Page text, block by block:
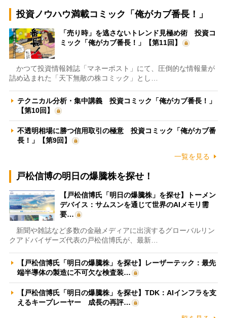
投資ノウハウ満載コミック「俺がカブ番長！」
「売り時」を逃さないトレンド見極め術 投資コ
ミック「俺がカブ番長！」【第11回】
かつて投資情報雑誌「マネーポスト」にて、圧倒的な情報量が
詰め込まれた「天下無敵の株コミック」とし…
テクニカル分析・集中講義 投資コミック「俺がカブ番長！」
【第10回】
不透明相場に勝つ信用取引の極意 投資コミック「俺がカブ番
長！」【第9回】
一覧を見る
戸松信博の明日の爆騰株を探せ！
【戸松信博氏「明日の爆騰株」を探せ】トーメン
デバイス：サムスンを通じて世界のAIメモリ需
要…
新聞や雑誌など多数の金融メディアに出演するグローバルリン
クアドバイザーズ代表の戸松信博氏が、最新…
【戸松信博氏「明日の爆騰株」を探せ】レーザーテック：最先
端半導体の製造に不可欠な検査装…
【戸松信博氏「明日の爆騰株」を探せ】TDK：AIインフラを支
えるキープレーヤー 成長の再評…